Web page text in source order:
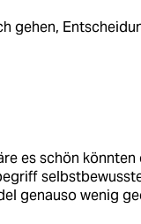
gehen,
es schön
genauso wenig